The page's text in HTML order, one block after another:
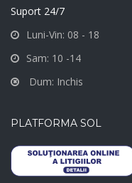
Suport 24/7
Luni-Vin: 08 - 18
Sam: 10 -14
Dum: Inchis
PLATFORMA SOL